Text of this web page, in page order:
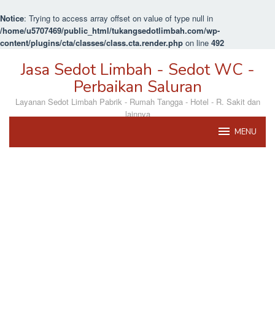
Notice: Trying to access array offset on value of type null in
/home/u5707469/public_html/tukangsedotlimbah.com/wp-
content/plugins/cta/classes/class.cta.render.php on line 492
Jasa Sedot Limbah - Sedot WC -
Perbaikan Saluran
Layanan Sedot Limbah Pabrik - Rumah Tangga - Hotel - R. Sakit dan
lainnya
MENU